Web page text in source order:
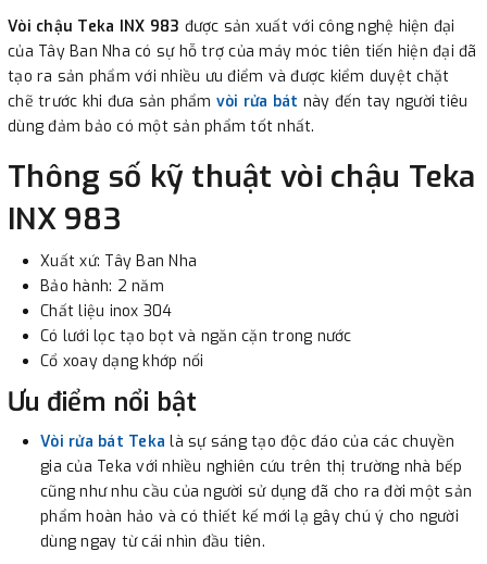
-Showroom Thanh HươngĐịa chỉ : 23 phố Cát Linh,
phường Cát Linh, quận Đống Đa, Hà Nội.
3. Chuyển khoản qua ngân hàng
- Nếu địa điểm giao hàng khác với địa điểm thanh toán
hoặc với những đơn đặt hàng ngoài nội thành Hà Nội.
Chúng tôi sẽ thu tiền trước 100% giá trị hàng + phí vận
chuyển theo cước phí tính trong chính sách vận chuyển
bằng phương thức chuyển khoản trước khi giao hàng.
- Sau khi có thông tin xác thực đã chuyển tiền của quý
khách, chúng tôi sẽ thực hiện đơn hàng theo yêu cầu.
Vòi chậu Teka INX 983 được sản xuất với công nghệ hiện đại
của Tây Ban Nha có sự hỗ trợ của máy móc tiên tiến hiện đại đã
tạo ra sản phẩm với nhiều ưu điểm và được kiểm duyệt chặt
chẽ trước khi đưa sản phẩm vòi rửa bát này đến tay người tiêu
dùng đảm bảo có một sản phẩm tốt nhất.
Thông số kỹ thuật vòi chậu Teka
INX 983
Xuất xứ: Tây Ban Nha
Bảo hành: 2 năm
Chất liệu inox 304
Có lưới lọc tạo bọt và ngăn cặn trong nước
Cổ xoay dạng khớp nối
Ưu điểm nổi bật
Vòi rửa bát Teka là sự sáng tạo độc đáo của các chuyền
gia của Teka với nhiều nghiên cứu trên thị trường nhà bếp
cũng như nhu cầu của người sử dụng đã cho ra đời một sản
phẩm hoàn hảo và có thiết kế mới lạ gây chú ý cho người
dùng ngay từ cái nhìn đầu tiên.